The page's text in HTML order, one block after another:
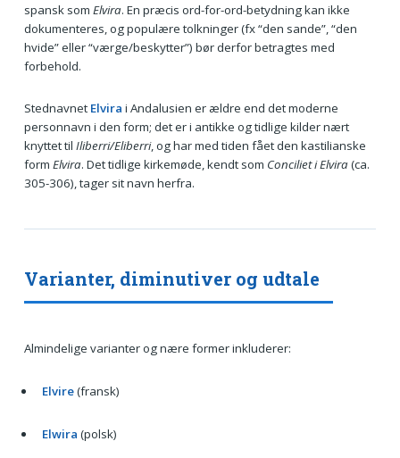
spansk som Elvira. En præcis ord-for-ord-betydning kan ikke
dokumenteres, og populære tolkninger (fx “den sande”, “den
hvide” eller “værge/beskytter”) bør derfor betragtes med
forbehold.
Stednavnet Elvira i Andalusien er ældre end det moderne
personnavn i den form; det er i antikke og tidlige kilder nært
knyttet til Iliberri/Eliberri, og har med tiden fået den kastilianske
form Elvira. Det tidlige kirkemøde, kendt som Conciliet i Elvira(ca.
305-306), tager sit navn herfra.
Varianter, diminutiver og udtale
Almindelige varianter og nære former inkluderer:
Elvire(fransk)
Elwira (polsk)